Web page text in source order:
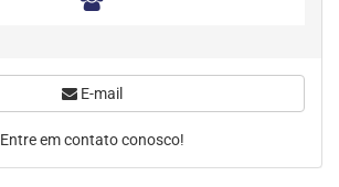
E-mail
Entre em contato conosco!